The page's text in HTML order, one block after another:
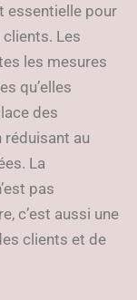
essentielle pour
Les
les mesures
qu’elles
des
réduisant au
La
pas
c’est aussi une
clients et de